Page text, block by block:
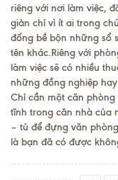
riêng với nơi làm việc,
giản chỉ vì ít ai trong
đống bề bộn những sổ
tên khác.Riêng với
làm việc sẽ có nhiều
những đồng nghiệp
Chỉ cần một căn
tĩnh trong căn nhà của
– tủ để đựng văn
là bạn đã có được